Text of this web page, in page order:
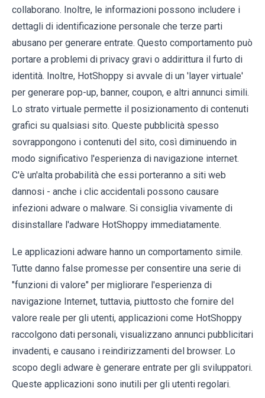
collaborano. Inoltre, le informazioni possono includere i
dettagli di identificazione personale che terze parti
abusano per generare entrate. Questo comportamento può
portare a problemi di privacy gravi o addirittura il furto di
identità. Inoltre, HotShoppy si avvale di un 'layer virtuale'
per generare pop-up, banner, coupon, e altri annunci simili.
Lo strato virtuale permette il posizionamento di contenuti
grafici su qualsiasi sito. Queste pubblicità spesso
sovrappongono i contenuti del sito, così diminuendo in
modo significativo l'esperienza di navigazione internet.
C'è un'alta probabilità che essi porteranno a siti web
dannosi - anche i clic accidentali possono causare
infezioni adware o malware. Si consiglia vivamente di
disinstallare l'adware HotShoppy immediatamente.
Le applicazioni adware hanno un comportamento simile.
Tutte danno false promesse per consentire una serie di
"funzioni di valore" per migliorare l'esperienza di
navigazione Internet, tuttavia, piuttosto che fornire del
valore reale per gli utenti, applicazioni come HotShoppy
raccolgono dati personali, visualizzano annunci pubblicitari
invadenti, e causano i reindirizzamenti del browser. Lo
scopo degli adware è generare entrate per gli sviluppatori.
Queste applicazioni sono inutili per gli utenti regolari.